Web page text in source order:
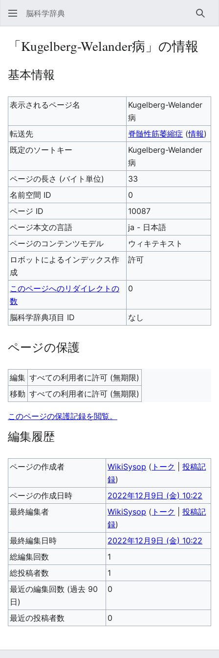
脳科学辞典 検索
「Kugelberg-Welander病」の情報
基本情報
表示されるページ名
Kugelberg-Welander
病
転送先
脊髄性筋萎縮症 (情報)
既定のソートキー
Kugelberg-Welander
病
ページの長さ (バイト単位)
33
名前空間 ID
0
ページ ID
10087
ページ本文の言語
ja - 日本語
ページのコンテンツモデル
ウィキテキスト
ロボットによるインデックス作
成
許可
このページへのリダイレクトの
数
0
脳科学辞典項目 ID なし
ページの保護
編集 すべての利用者に許可 (無期限)
移動 すべての利用者に許可 (無期限)
このページの保護記録を閲覧。
編集履歴
ページの作成者 WikiSysop ( トーク |投稿記
録)
ページの作成日時
2022年12月9日 (金) 10:22
最終編集者
WikiSysop ( トーク |投稿記
録)
最終編集日時
2022年12月9日 (金) 10:22
総編集回数
1
総投稿者数
1
最近の編集回数 (過去 90
日)
0
最近の投稿者数 0